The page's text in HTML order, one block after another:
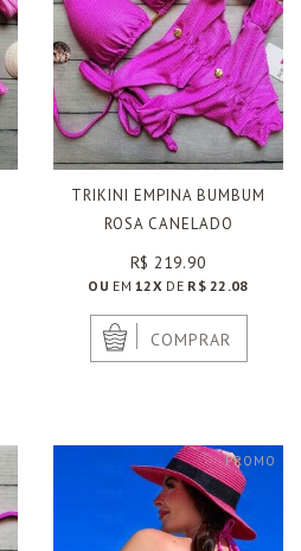
TRIKINI EMPINA BUMBUM
ROSA CANELADO
R$ 219.90
OU EM12X DE R$ 22.08
COMPRAR
PROMO